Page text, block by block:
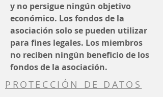
y no persigue ningún objetivo
económico. Los fondos de la
asociación solo se pueden utilizar
para fines legales. Los miembros
no reciben ningún beneficio de los
fondos de la asociación.
PROTECCIÓN DE DATOS